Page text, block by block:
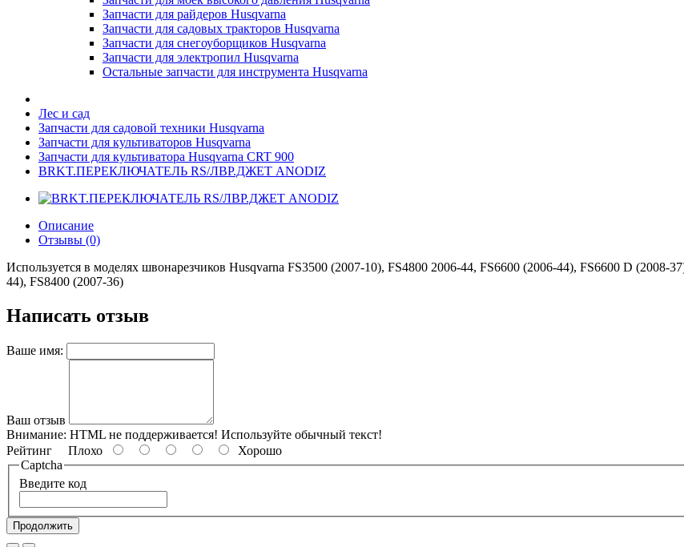
Запчасти для райдеров Husqvarna
Запчасти для садовых тракторов Husqvarna
Запчасти для снегоуборщиков Husqvarna
Запчасти для электропил Husqvarna
Остальные запчасти для инструмента Husqvarna
Лес и сад
Запчасти для садовой техники Husqvarna
Запчасти для культиваторов Husqvarna
Запчасти для культиватора Husqvarna CRT 900
BRKT.ПЕРЕКЛЮЧАТЕЛЬ RS/ЛВР.ДЖЕТ ANODIZ
Описание
Отзывы (0)
Используется в моделях швонарезчиков Husqvarna FS3500 (2007-10), FS4800 2006-44, FS6600 (2006-44), FS6600 D
44), FS8400 (2007-36)
Написать отзыв
Ваше имя:
Ваш отзыв
Внимание: HTML не поддерживается! Используйте обычный текст!
Рейтинг Плохо
Хорошо
Captcha
Введите код
Продолжить